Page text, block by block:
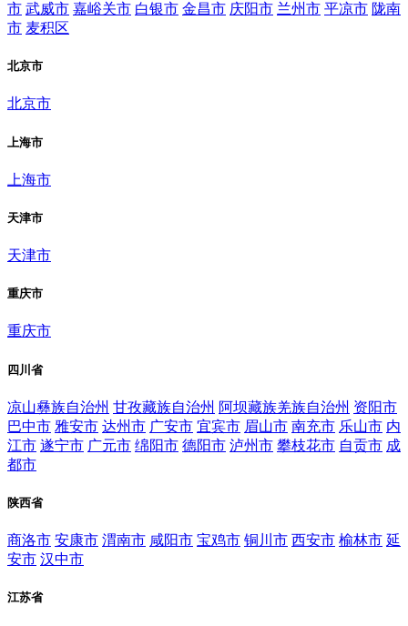
市 武威市 嘉峪关市 白银市 金昌市 庆阳市 兰州市 平凉市 陇南
市 麦积区
北京市
北京市
上海市
上海市
天津市
天津市
重庆市
重庆市
四川省
凉山彝族自治州 甘孜藏族自治州 阿坝藏族羌族自治州 资阳市
巴中市 雅安市 达州市 广安市 宜宾市 眉山市 南充市 乐山市 内
江市 遂宁市 广元市 绵阳市 德阳市 泸州市 攀枝花市 自贡市 成
都市
陕西省
商洛市 安康市 渭南市 咸阳市 宝鸡市 铜川市 西安市 榆林市 延
安市 汉中市
江苏省